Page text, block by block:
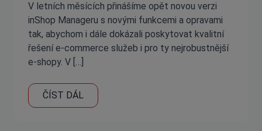
V letních měsících přinášíme opět novou verzi
inShop Manageru s novými funkcemi a opravami
tak, abychom i dále dokázali poskytovat kvalitní
řešení e-commerce služeb i pro ty nejrobustnější
e-shopy. V […]
ČÍST DÁL